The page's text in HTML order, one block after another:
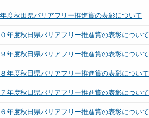
度秋田県バリアフリー推進賞の表彰について
年度秋田県バリアフリー推進賞の表彰について
年度秋田県バリアフリー推進賞の表彰について
年度秋田県バリアフリー推進賞の表彰について
年度秋田県バリアフリー推進賞の表彰について
年度秋田県バリアフリー推進賞の表彰について